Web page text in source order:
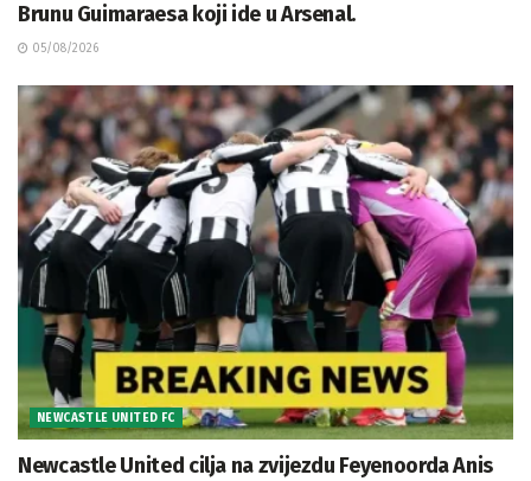
Brunu Guimaraesa koji ide u Arsenal.
05/08/2026
NEWCASTLE UNITED FC
Newcastle United cilja na zvijezdu Feyenoorda Anis